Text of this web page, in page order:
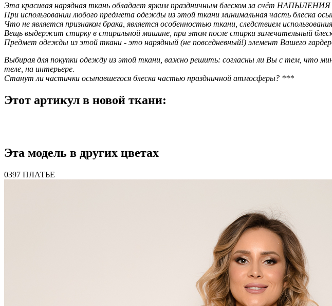
Эта красивая нарядная ткань обладает ярким праздничным блеском за счёт НАПЫЛЕНИЯ
При использовании любого предмета одежды из этой ткани минимальная часть блеска
Что не является признаком брака, является особенностью ткани, следствием
Вещь выдержит стирку в стиральной машине, при этом после стирки замечательный
Предмет одежды из этой ткани - это нарядный (не повседневный!) элемент Вашего
Выбирая для покупки одежду из этой ткани, важно решить: согласны ли Вы с тем, что
теле, на интерьере.
Станут ли частички осыпавшегося блеска частью праздничной атмосферы? ***
Этот артикул в новой ткани:
Эта модель в других цветах
0397 ПЛАТЬЕ